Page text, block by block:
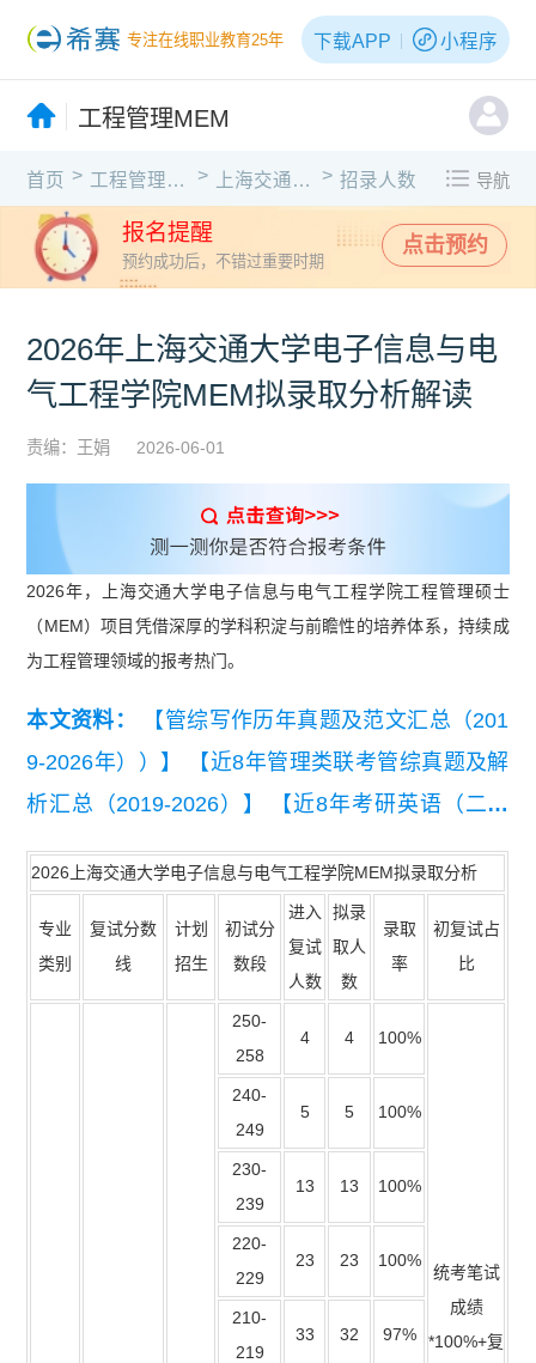
专注在线职业教育25年 下载APP 小程序
工程管理MEM
首页 > 工程管理MEM > 上海交通大学 > 招录人数 导航
报名提醒
预约成功后，不错过重要时期
点击预约
2026年上海交通大学电子信息与电
气工程学院MEM拟录取分析解读
责编：王娟 2026-06-01
2026年，上海交通大学电子信息与电气工程学院工程管理硕士
（MEM）项目凭借深厚的学科积淀与前瞻性的培养体系，持续成
为工程管理领域的报考热门。
本文资料：
【管综写作历年真题及范文汇总（201
9-2026年））】
【近8年管理类联考管综真题及解
析汇总（2019-2026）】
【近8年考研英语（二）
真题及详细解析汇总（2019-2026）】 【【复试干
货】2026MEM复试备考资料包】
2026上海交通大学电子信息与电气工程学院MEM拟录取分析
专业
类别
复试分数
线
计划
招生
初试分
数段
进入
复试
人数
拟录
取人
数
录取
率
初复试占
比
250-
258
4 4 100%
统考笔试
成绩
*100%+复
240-
249
5 5 100%
230-
239
13 13 100%
220-
229
23 23 100%
210-
219
33 32 97%